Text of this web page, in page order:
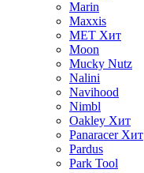
Marin
Maxxis
MET Хит
Moon
Mucky Nutz
Nalini
Navihood
Nimbl
Oakley Хит
Panaracer Хит
Pardus
Park Tool